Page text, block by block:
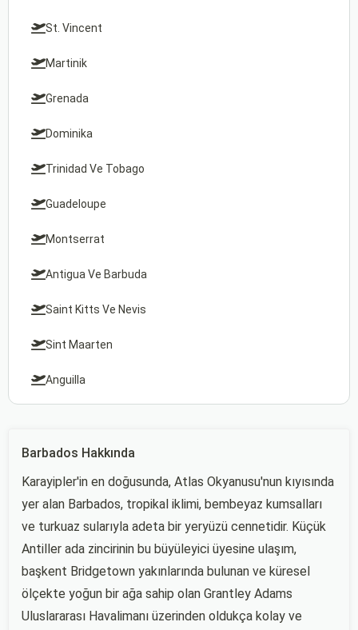
St. Vincent
Martinik
Grenada
Dominika
Trinidad Ve Tobago
Guadeloupe
Montserrat
Antigua Ve Barbuda
Saint Kitts Ve Nevis
Sint Maarten
Anguilla
Barbados Hakkında
Karayipler'in en doğusunda, Atlas Okyanusu'nun kıyısında
yer alan Barbados, tropikal iklimi, bembeyaz kumsalları
ve turkuaz sularıyla adeta bir yeryüzü cennetidir. Küçük
Antiller ada zincirinin bu büyüleyici üyesine ulaşım,
başkent Bridgetown yakınlarında bulunan ve küresel
ölçekte yoğun bir ağa sahip olan Grantley Adams
Uluslararası Havalimanı üzerinden oldukça kolay ve